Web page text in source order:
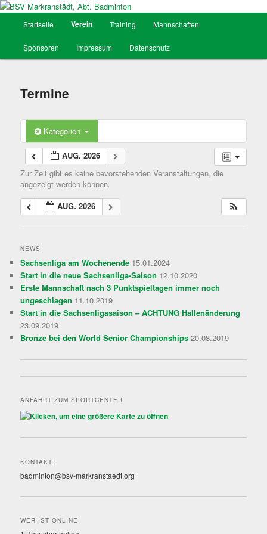
BSV Markranstädt, Abt. Badminton
Zum
Inhalt
Startseite Verein Training Mannschaften
Sponsoren Impressum Datenschutz
Termine
Kategorien
AUG. 2026
Zur Zeit gibt es keine bevorstehenden Veranstaltungen, die
angezeigt werden können.
AUG. 2026
NEWS
Sachsenliga am Wochenende 15.01.2024
Start in die neue Sachsenliga-Saison 12.10.2020
Erste Mannschaft nach 3 Punktspieltagen immer noch
ungeschlagen 11.10.2019
Start in die Sachsenligasaison – ACHTUNG Hallenänderung
23.09.2019
Bronze bei den World Senior Championships 20.08.2019
ANFAHRT ZUM SPORTCENTER
KONTAKT:
badminton@bsv-markranstaedt.org
WER IST ONLINE